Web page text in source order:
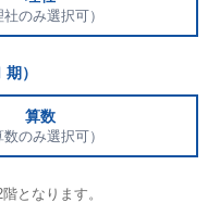
社のみ選択可）
）
算数
数のみ選択可）
となります。